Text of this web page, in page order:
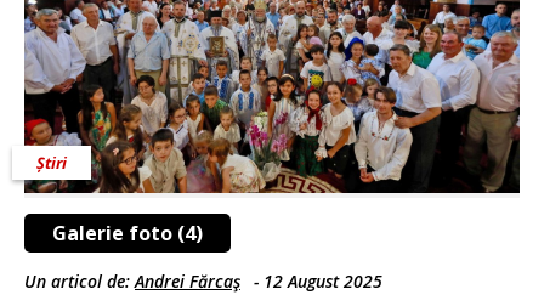
Galerie foto (4)
Știri
Un articol de:Andrei Fărcaş - 12 August 2025